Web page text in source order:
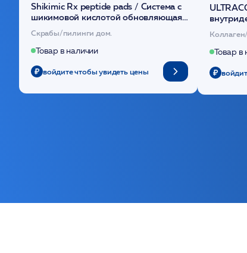
Shikimic Rx peptide pads / Cистема с
шикимовой кислотой обновляющая
(30шт) /HP
Скрабы/пилинги дом.
Товар в наличии
войдите чтобы увидеть цены
основе
Товар в